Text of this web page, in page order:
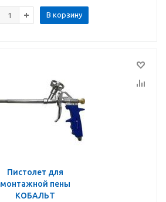
В корзину
Пистолет для
монтажной пены
КОБАЛЬТ